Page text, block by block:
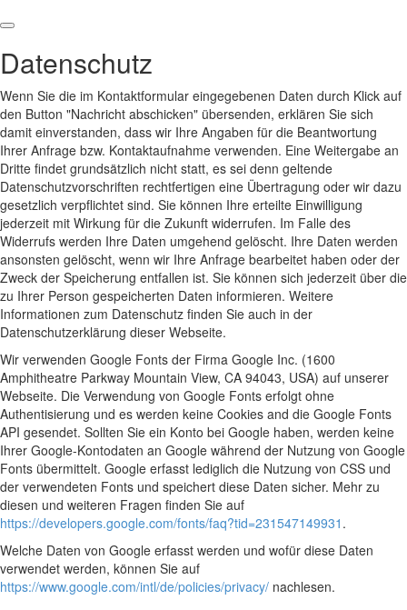
Datenschutz
Wenn Sie die im Kontaktformular eingegebenen Daten durch Klick auf
den Button "Nachricht abschicken" übersenden, erklären Sie sich
damit einverstanden, dass wir Ihre Angaben für die Beantwortung
Ihrer Anfrage bzw. Kontaktaufnahme verwenden. Eine Weitergabe an
Dritte findet grundsätzlich nicht statt, es sei denn geltende
Datenschutzvorschriften rechtfertigen eine Übertragung oder wir dazu
gesetzlich verpflichtet sind. Sie können Ihre erteilte Einwilligung
jederzeit mit Wirkung für die Zukunft widerrufen. Im Falle des
Widerrufs werden Ihre Daten umgehend gelöscht. Ihre Daten werden
ansonsten gelöscht, wenn wir Ihre Anfrage bearbeitet haben oder der
Zweck der Speicherung entfallen ist. Sie können sich jederzeit über die
zu Ihrer Person gespeicherten Daten informieren. Weitere
Informationen zum Datenschutz finden Sie auch in der
Datenschutzerklärung dieser Webseite.
Wir verwenden Google Fonts der Firma Google Inc. (1600
Amphitheatre Parkway Mountain View, CA 94043, USA) auf unserer
Webseite. Die Verwendung von Google Fonts erfolgt ohne
Authentisierung und es werden keine Cookies and die Google Fonts
API gesendet. Sollten Sie ein Konto bei Google haben, werden keine
Ihrer Google-Kontodaten an Google während der Nutzung von Google
Fonts übermittelt. Google erfasst lediglich die Nutzung von CSS und
der verwendeten Fonts und speichert diese Daten sicher. Mehr zu
diesen und weiteren Fragen finden Sie auf
https://developers.google.com/fonts/faq?tid=231547149931 .
Welche Daten von Google erfasst werden und wofür diese Daten
verwendet werden, können Sie auf
https://www.google.com/intl/de/policies/privacy/ nachlesen.